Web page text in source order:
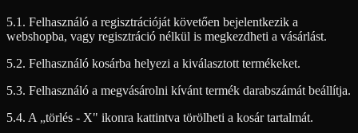
5.1. Felhasználó a regisztrációját követően bejelentkezik a
webshopba, vagy regisztráció nélkül is megkezdheti a vásárlást.
5.2. Felhasználó kosárba helyezi a kiválasztott termékeket.
5.3. Felhasználó a megvásárolni kívánt termék darabszámát beállítja.
5.4. A „törlés - X" ikonra kattintva törölheti a kosár tartalmát.